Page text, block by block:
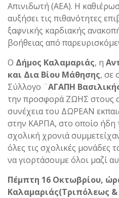
Απινιδωτή (ΑΕΑ). Η
αυξήσει τις πιθανότητες
ξαφνικής καρδιακής
βοήθειας από
Ο Δήμος Καλαμαριάς, η
και Δια Βίου Μάθησης, σε
Σύλλογο ¨ΑΓΑΠΗ
την προσφορά ΖΩΗΣ στους
συνέχεια του ΔΩΡΕΑΝ
στην ΚΑΡΠΑ, στο οποίο ήδη
σχολική χρονιά
όλες τις σχολικές μονάδες
να γιορτάσουμε όλοι μαζί
Πέμπτη 16 Οκτωβρίου,
Καλαμαριάς(Τριπόλεως